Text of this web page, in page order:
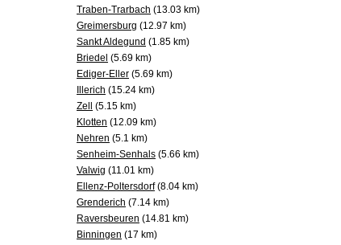
Traben-Trarbach (13.03 km)
Greimersburg (12.97 km)
Sankt Aldegund (1.85 km)
Briedel (5.69 km)
Ediger-Eller (5.69 km)
Illerich (15.24 km)
Zell
(5.15 km)
Klotten (12.09 km)
Nehren (5.1 km)
Senheim-Senhals (5.66 km)
Valwig (11.01 km)
Ellenz-Poltersdorf(8.04 km)
Grenderich (7.14 km)
Raversbeuren (14.81 km)
Binningen (17 km)